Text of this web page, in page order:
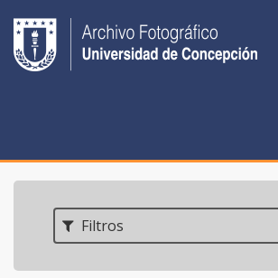
Filtros